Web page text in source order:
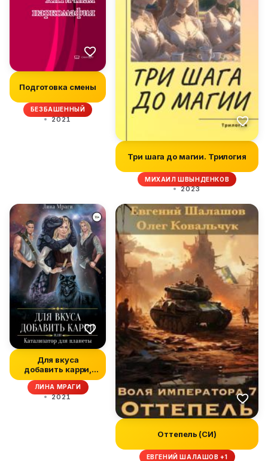
Подготовка смены
БЕЗБАШЕННЫЙ
2021
Три шага до магии. Трилогия
МИХАИЛ ШВЫНДЕНКОВ
2023
Для вкуса
добавить карри,
или Катализатор
для план...
ЛИНА МРАГИ
2021
Оттепель (СИ)
ЕВГЕНИЙ ШАЛАШОВ +1